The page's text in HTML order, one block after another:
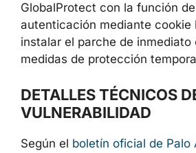
2026. Las organizaciones que
GlobalProtect con la función
autenticación mediante cookie
deben instalar el parche de
DETALLES TÉCNICOS